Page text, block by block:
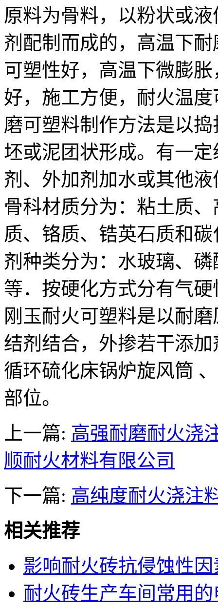
原料为骨料，以粉状或
剂配制而成的，高温下
可塑性好，高温下微膨
好，施工方便，耐火温
磨可塑料制作方法是以
坯或泥团状形成。有一
剂、外加剂加水或其他
骨科材质分为：粘土质
质、铬质、锆英石质和
剂种类分为：水玻璃、
等．按硬化方式分有气
刚玉耐火可塑料是以耐
结剂结合，外掺若干添
循环硫化床锅炉旋风筒
部位。
上一篇: 高强耐磨耐火浇
顺耐火材料有限公司
下一篇: 高纯度耐火浇注
相关推荐
影响耐火砖抗侵蚀性
耐火砖生产车间常用